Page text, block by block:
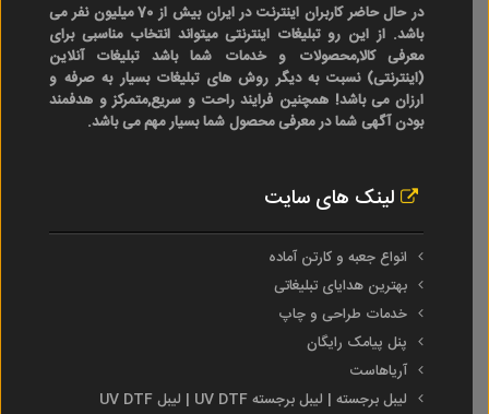
در حال حاضر کاربران اینترنت در ایران بیش از 70 میلیون نفر می
باشد. از این رو تبلیغات اینترنتی میتواند انتخاب مناسبی برای
معرفی کالا,محصولات و خدمات شما باشد تبلیغات آنلاین
(اینترنتی) نسبت به دیگر روش های تبلیغات بسیار به صرفه و
ارزان می باشد! همچنین فرایند راحت و سریع,متمرکز و هدفمند
بودن آگهی شما در معرفی محصول شما بسیار مهم می باشد.
لینک های سایت
انواع جعبه و کارتن آماده
بهترین هدایای تبلیغاتی
خدمات طراحی و چاپ
پنل پیامک رایگان
آریاهاست
لیبل برجسته | لیبل برجسته UV DTF | لیبل UV DTF